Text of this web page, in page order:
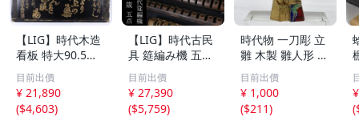
【LIG】時代木造
看板 特大90.5㎝
金彩 本舗 高田徳
左衛門 古美術品
2606.676
目前出價
¥ 21,890
($4,603)
【LIG】時代古民
具 筵編み機 五点
むしろ編み 筬 お
さ 農具 古道具 26
04.458
目前出價
¥ 27,390
($5,759)
時代物 一刀彫 立
雛 木製 雛人形 木
彫彩色 小型 2.2×
3.5×H5.7cm ひな
祭り 郷土玩具 木
工芸 置物 木彫人
目前出價
¥ 1,000
($211)
(